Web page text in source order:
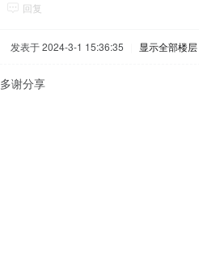
回复
发表于 2024-3-1 15:36:35 显示全部楼层
多谢分享